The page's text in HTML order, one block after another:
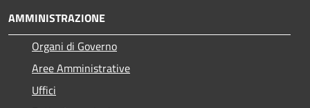
AMMINISTRAZIONE
Organi di Governo
Aree Amministrative
Uffici